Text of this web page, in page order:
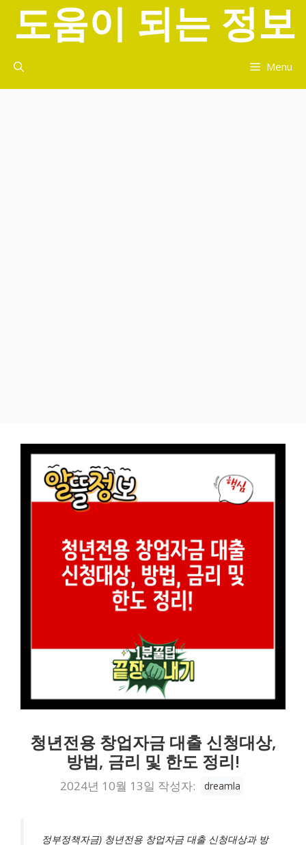
너
도움이 되는 정보
Menu
청년전용 창업자금 대출 신청대상,
방법, 금리 및 한도 정리!
2024년 10월 13일 작성자: dreamla
정부정책자금) 청년전용 창업자금 대출 신청대상과 방